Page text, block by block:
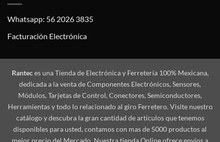
Whatsapp: 56 2026 3835
Facturación Electrónica
Ranteces una Tienda de Electrónica y Ferretería 100% Mexicana,
dedicada a la venta de Componentes Electrónicos, Sensores,
Módulos, Tarjetas de Control, Conectores, Semiconductores,
Herramientas y todo lo relacionado al giro Ferretero. Visite nuestro
catálogo y descubra la gran cantidad de artículos que tenemos
disponibles para usted, contamos con mas de 5000 productos al
mejor precio del Mercado. Nuestra tienda Online ofrece envíos a